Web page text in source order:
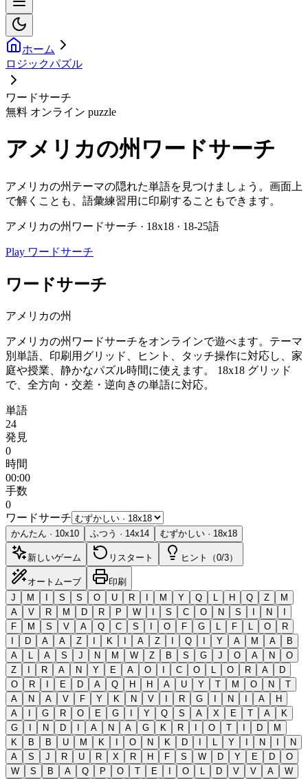
ホーム
ロジックパズル
ワードサーチ
無料 オンライン puzzle
アメリカの州ワードサーチ
アメリカの州テーマの隠れた単語を見つけましょう。画面上
で解くことも、語彙練習用に印刷することもできます。
アメリカの州ワードサーチ · 18x18 · 18-25語
Play ワードサーチ
ワードサーチ
アメリカの州
アメリカの州ワードサーチをオンラインで遊べます。テーマ
別単語、印刷用グリッド、ヒント、タッチ操作に対応し、家
庭や授業、静かなパズル時間に使えます。
18x18 グリッド
で、全方向・交差・逆向きの単語に対応。
単語
24
発見
0
時間
00:00
手数
0
ワードサーチ
かんたん · 10x10 ふつう · 14x14 むずかしい · 18x18
新しいゲーム リスタート ヒント（0/3）
オートムーブ
印刷
J
M I S S O U R I M Y Q L H Q Z
M
A
V R M D R P W I S C O N S I N
I
F
M S V A Q C S I O F G L F L O
R
I
D A A Z I K I A Z I Q I Y A M A
B
A
L A S J N M W Z B S G J O A N
O
Z
I R A N Y E A O I C O L O R A
D
O
R I E D A Q H H A U Y T M O N
T
A
N A V F Y K N V I R G I N I A
H
A
I G R O E G I Y Q S A X E T A
K
G
I N D I A N A G K R I O T I D
M
K
B B U M K I O N K D I L Y I N I
N
A
S J R U R X R H F S W D Y E D
O
W
S B A Q P O T E I O L D V V A
W